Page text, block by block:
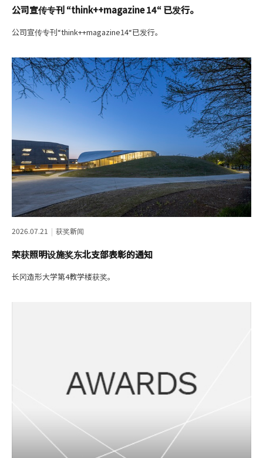
公司宣传专刊 “think++magazine 14“ 已发行。
公司宣传专刊“think++magazine14“已发行。
2026.07.21 获奖新闻
荣获照明设施奖东北支部表彰的通知
长冈造形大学第4教学楼获奖。